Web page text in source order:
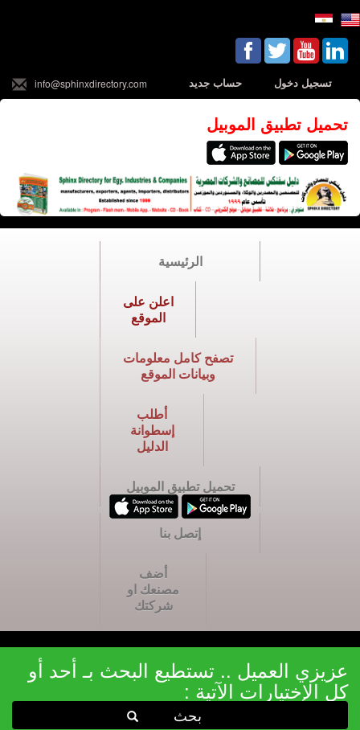
تسجيل دخول حساب جديد info@sphinxdirectory.com
تحميل تطبيق الموبيل
الرئيسية
اعلن على
الموقع
تصفح كامل معلومات
وبيانات الموقع
أطلب
إسطوانة
الدليل
تحميل تطبيق الموبيل
إتصل بنا
أضف
مصنعك او
شركتك
عزيزي العميل .. تستطيع البحث بـ أحد أو
كل الإختيارات الآتية :